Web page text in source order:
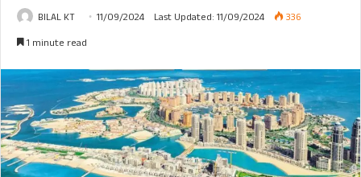
BILAL KT 11/09/2024 Last Updated: 11/09/2024
336
1 minute read